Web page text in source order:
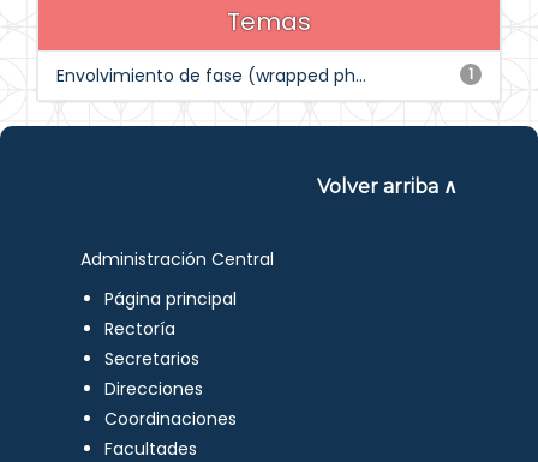
Temas
1
Envolvimiento de fase (wrapped ph...
Volver arriba ∧
Administración Central
Página principal
Rectoría
Secretarios
Direcciones
Coordinaciones
Facultades